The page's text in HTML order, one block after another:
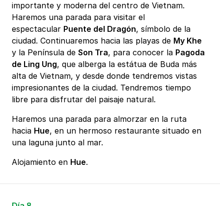
importante y moderna del centro de Vietnam.
Haremos una parada para visitar el
espectacular Puente del Dragón, símbolo de la
ciudad. Continuaremos hacia las playas de My Khe
y la Península de Son Tra, para conocer la Pagoda
de Ling Ung, que alberga la estátua de Buda más
alta de Vietnam, y desde donde tendremos vistas
impresionantes de la ciudad. Tendremos tiempo
libre para disfrutar del paisaje natural.
Haremos una parada para almorzar en la ruta
hacia Hue, en un hermoso restaurante situado en
una laguna junto al mar.
Alojamiento en Hue.